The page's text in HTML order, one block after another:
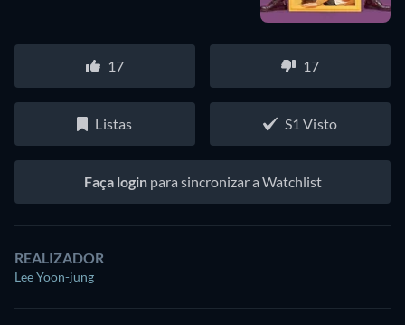
17 17
Listas S1 Visto
Faça loginpara sincronizar a Watchlist
REALIZADOR
Lee Yoon-jung